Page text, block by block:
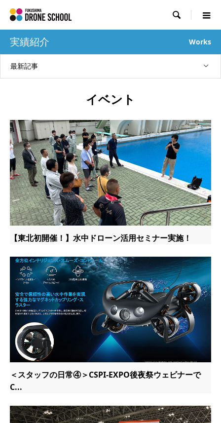

実績紹介 Works
最新記事
イベント
【東北初開催！】水中ドローン活用セミナー実施！
＜スタッフの日常④＞CSPI-EXPO後夜祭ウェビナーで
C...